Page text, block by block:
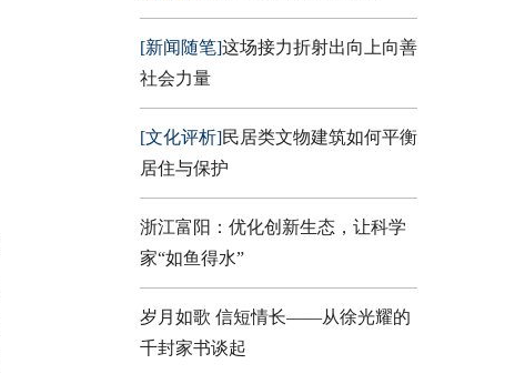
[新闻随笔]这场接力折射出向上向善
社会力量
[文化评析]民居类文物建筑如何平衡
居住与保护
浙江富阳：优化创新生态，让科学
家“如鱼得水”
岁月如歌 信短情长——从徐光耀的
千封家书谈起